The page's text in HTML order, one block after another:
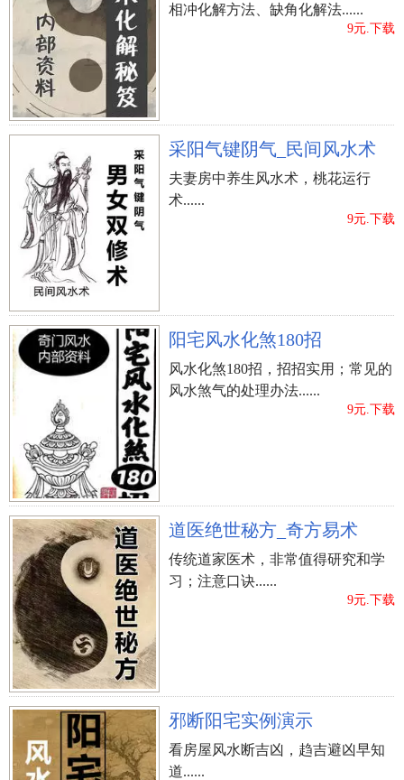
地分居。
（21）墓葬旁有树木者，易有树杆穿棺缠尸之现
象，主子孙后代易有病苦、官非、不如意之应。
（22）墓葬前沉积碎石土、砖头者，主子孙后代
有胃肠疾病。
（23）墓葬旁栽种花瓣竞放者，主子孙后代风流
韵事易有桃花之应。
（24）墓葬上边有直流电根据者，主钱财会渐渐
地损耗，存不了金钱。
（25）墓葬被边上之渣石当然埋藏者，主子孙后
代有病重之祸。阅读推荐：
有富贵相的男人面相
对亲人不好的坟墓风水
1.墓前失守
墓有土崩失守，墓葬歪斜很大；或墓始建山巅
处，风轻轻吹强悍，让人有毫无根据，岌岌可危之
感。其为前无栏护，亡魂前伸躁动不安，造成 子孙
后代坠楼身亡、失足或车祸事故。
2.树杆穿棺〃蔓藤缠碑
墓葬若挨近红枫树、松柏树、杉树、松柏树、大
榕树等根处充沛屈伸的花草树木，树杆非常容易穿
入棺内夹尸(或草根创业入瓮)；或蔓藤类绿色植物纠
缠不清在墓牌上，亡魂困厄难伸，其子孙后代患胃
溃疡出血，胸胁痛疼、智能化阻碍、痴呆症、违法
相冲化解方法、缺角化解法......
9元.下载
采阳气键阴气_民间风水术
夫妻房中养生风水术，桃花运行
术......
9元.下载
阳宅风水化煞180招
风水化煞180招，招招实用；常见的
风水煞气的处理办法......
9元.下载
道医绝世秘方_奇方易术
传统道家医术，非常值得研究和学
习；注意口诀......
9元.下载
邪断阳宅实例演示
看房屋风水断吉凶，趋吉避凶早知
道......